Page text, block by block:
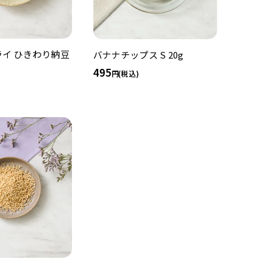
イ ひきわり納豆
バナナチップス S 20g
495 (税込)